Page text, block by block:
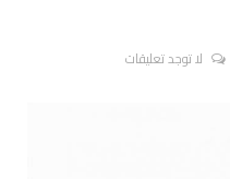
لا توجد تعليقات